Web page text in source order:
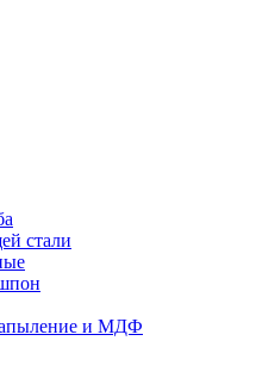
стали
и МДФ